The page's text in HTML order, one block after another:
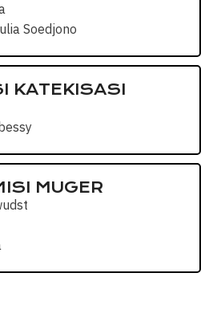
Soedjono
KATEKISASI
MUGER